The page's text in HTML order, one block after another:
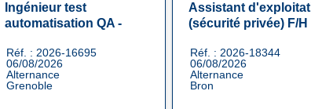
Ingénieur test
automatisation QA -
Réf. : 2026-16695
06/08/2026
Alternance
Grenoble
Assistant
(sécurité privée) F/H
Réf. : 2026-18344
06/08/2026
Alternance
Bron